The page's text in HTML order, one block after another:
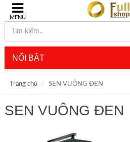
MENU
NỔI BẬT
Trang chủ SEN VUÔNG ĐEN
SEN VUÔNG ĐEN